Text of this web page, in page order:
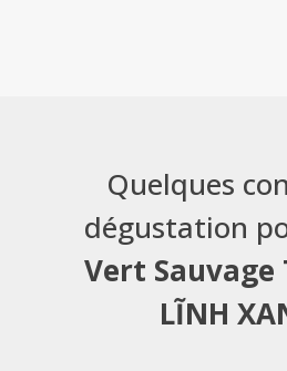
Quelques
dégustation
Vert Sauvage
LĨNH